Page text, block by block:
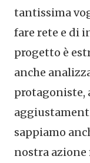
tantissima
fare rete e di
progetto è
anche
protagoniste,
sappiamo
nostra azione